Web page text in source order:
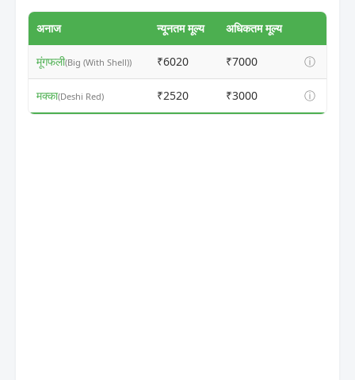
अनाज न्यूनतम मूल्य अधिकतम मूल्य
मूंगफली(Big (With Shell)) ₹6020 ₹7000 ⓘ
मक्का(Deshi Red) ₹2520 ₹3000 ⓘ